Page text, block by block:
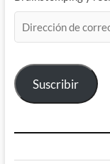
de
electrónico
Suscribir